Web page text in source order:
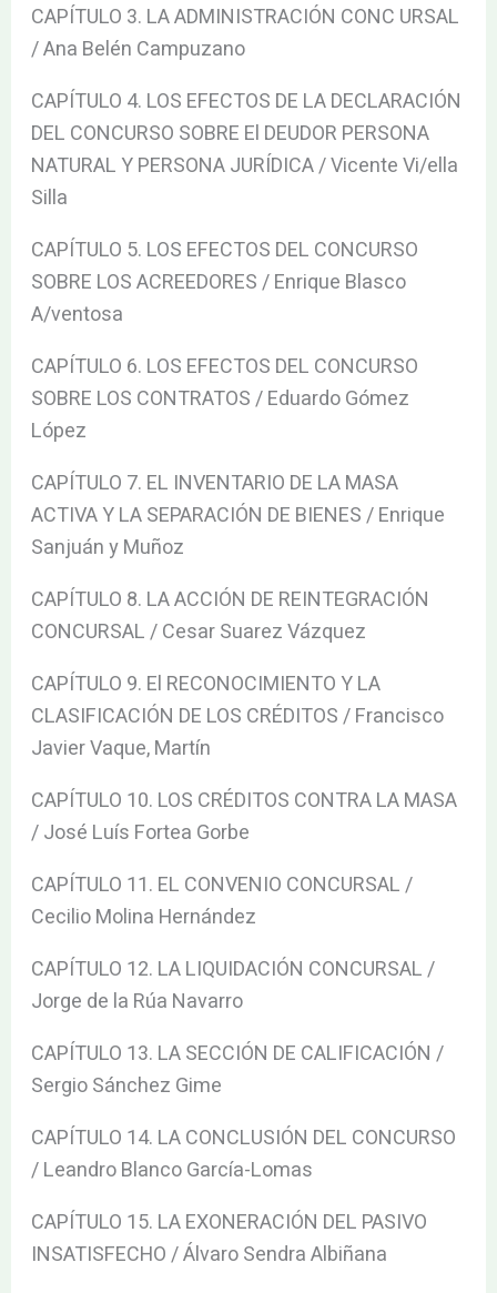
CAPÍTULO 3. LA ADMINISTRACIÓN CONC URSAL
/ Ana Belén Campuzano
CAPÍTULO 4. LOS EFECTOS DE LA DECLARACIÓN
DEL CONCURSO SOBRE El DEUDOR PERSONA
NATURAL Y PERSONA JURÍDICA / Vicente Vi/ella
Silla
CAPÍTULO 5. LOS EFECTOS DEL CONCURSO
SOBRE LOS ACREEDORES / Enrique Blasco
A/ventosa
CAPÍTULO 6. LOS EFECTOS DEL CONCURSO
SOBRE LOS CONTRATOS / Eduardo Gómez
López
CAPÍTULO 7. EL INVENTARIO DE LA MASA
ACTIVA Y LA SEPARACIÓN DE BIENES / Enrique
Sanjuán y Muñoz
CAPÍTULO 8. LA ACCIÓN DE REINTEGRACIÓN
CONCURSAL / Cesar Suarez Vázquez
CAPÍTULO 9. El RECONOCIMIENTO Y LA
CLASIFICACIÓN DE LOS CRÉDITOS / Francisco
Javier Vaque, Martín
CAPÍTULO 10. LOS CRÉDITOS CONTRA LA MASA
/ José Luís Fortea Gorbe
CAPÍTULO 11. EL CONVENIO CONCURSAL /
Cecilio Molina Hernández
CAPÍTULO 12. LA LIQUIDACIÓN CONCURSAL /
Jorge de la Rúa Navarro
CAPÍTULO 13. LA SECCIÓN DE CALIFICACIÓN /
Sergio Sánchez Gime
CAPÍTULO 14. LA CONCLUSIÓN DEL CONCURSO
/ Leandro Blanco García-Lomas
CAPÍTULO 15. LA EXONERACIÓN DEL PASIVO
INSATISFECHO / Álvaro Sendra Albiñana